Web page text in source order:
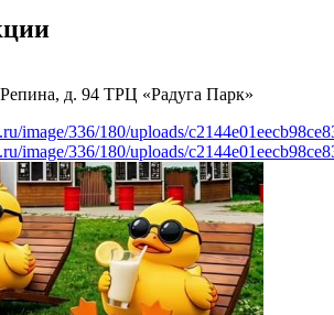
д. 94 ТРЦ «Радуга Парк»
image/336/180/uploads/
image/336/180/uploads/